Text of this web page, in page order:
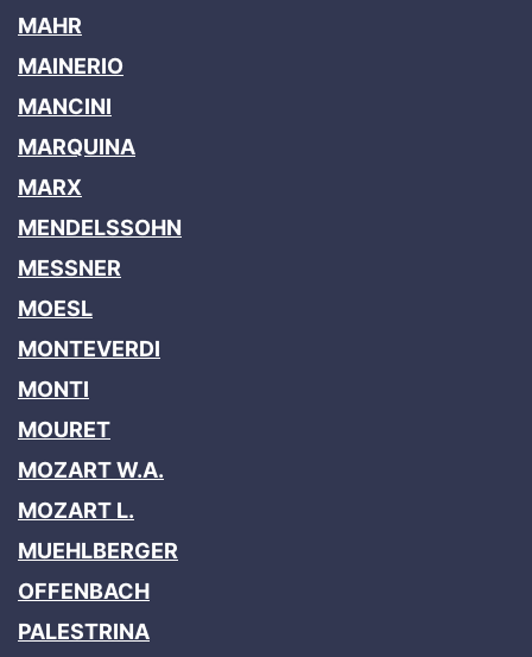
MAHR
MAINERIO
MANCINI
MARQUINA
MARX
MENDELSSOHN
MESSNER
MOESL
MONTEVERDI
MONTI
MOURET
MOZART W.A.
MOZART L.
MUEHLBERGER
OFFENBACH
PALESTRINA